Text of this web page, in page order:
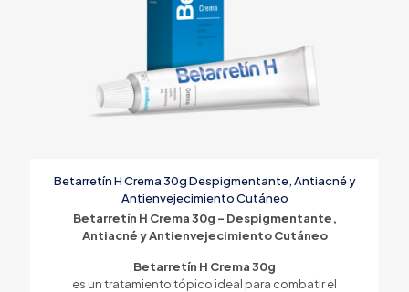
Betarretín H Crema 30g Despigmentante, Antiacné y
Antienvejecimiento Cutáneo
Betarretín H Crema 30g – Despigmentante,
Antiacné y Antienvejecimiento Cutáneo
Betarretín H Crema 30g
es un tratamiento tópico ideal para combatir el